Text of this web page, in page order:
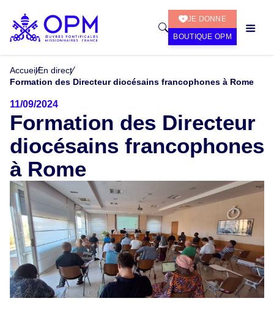
JE DONNE
BOUTIQUE OPM
AccueilEn direct
Formation des Directeur diocésains francophones à Rome
11/09/2024
Formation des Directeur
diocésains francophones
à Rome